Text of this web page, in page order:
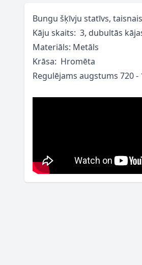
Bungu šķīvju statīvs, taisnais
Kāju skaits: 3, dubultās
Materiāls: Metāls
Krāsa: Hromēta
Regulējams augstums 720 -